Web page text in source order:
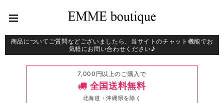
商品についてご質問などございましたら、当サイトのチャット機能でお
気軽にお問い合わせください♪
7,000円以上のご購入で
全国送料無料
北海道・沖縄県を除く